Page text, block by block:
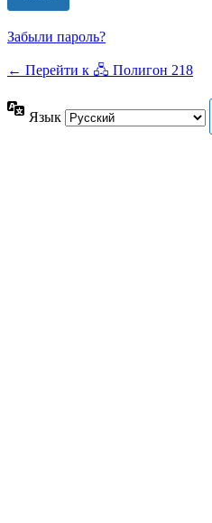
Забыли пароль?
← Перейти к 🖧 Полигон 218
Язык